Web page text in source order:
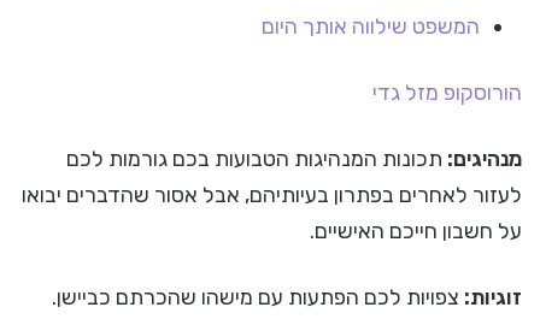
המשפט שילווה אותך היום
הורוסקופ מזל גדי
מנהיגים: תכונות המנהיגות הטבועות בכם גורמות לכם
לעזור לאחרים בפתרון בעיותיהם, אבל אסור שהדברים יבואו
על חשבון חייכם האישיים.
זוגיות: צפויות לכם הפתעות עם מישהו שהכרתם כביישן.